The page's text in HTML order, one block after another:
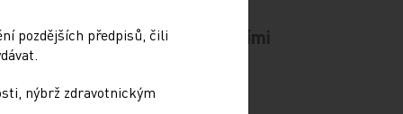
nemocné s akutními koronárními
pozdějších předpisů, čili
nýbrž zdravotnickým